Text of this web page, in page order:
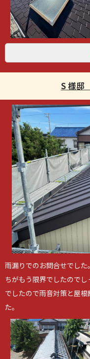
S 様邸
雨漏りでのお問合せでし
ちがもう限界でしたので
でしたので雨音対策と屋
た。